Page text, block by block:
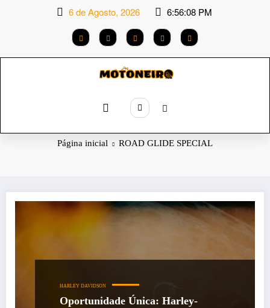
6 de Agosto, 2026 6:56:08 PM
Etiqueta: ROAD GLIDE SPECIAL
Página inicial ROAD GLIDE SPECIAL
HARLEY DAVIDSON
Oportunidade Única: Harley-